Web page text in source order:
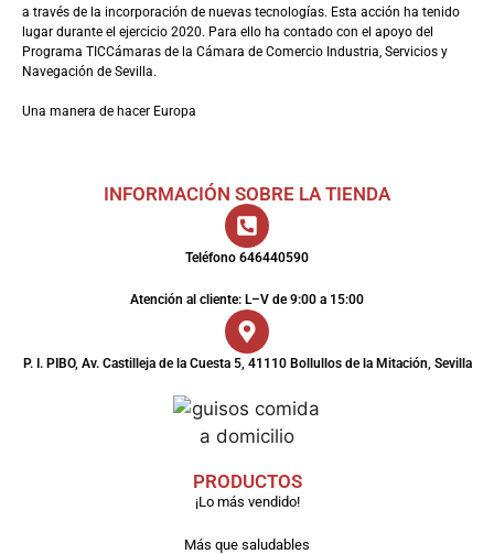
a través de la incorporación de nuevas tecnologías. Esta acción ha tenido
lugar durante el ejercicio 2020. Para ello ha contado con el apoyo del
Programa TICCámaras de la Cámara de Comercio Industria, Servicios y
Navegación de Sevilla.
Una manera de hacer Europa
INFORMACIÓN SOBRE LA TIENDA
Teléfono 646440590
Atención al cliente: L–V de 9:00 a 15:00
P. I. PIBO, Av. Castilleja de la Cuesta 5, 41110 Bollullos de la Mitación, Sevilla
PRODUCTOS
¡Lo más vendido!
Más que saludables